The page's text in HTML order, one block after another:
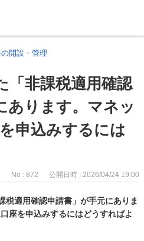
開設・管理
「非課税適用確認
あります。マネッ
申込みするには
No : 872 公開日時 : 2026/04/24 19:00
税適用確認申請書」が手元にありま
座を申込みするにはどうすればよ